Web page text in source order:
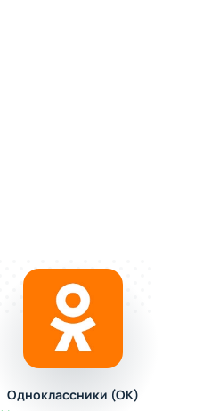
Одноклассники (OK)